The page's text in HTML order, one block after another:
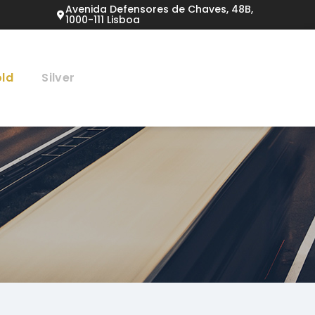
Avenida Defensores de Chaves, 48B,
1000-111 Lisboa
Silver